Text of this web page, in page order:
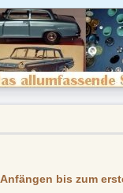
bis zum